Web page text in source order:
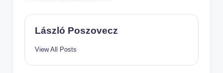
László Poszovecz
View All Posts